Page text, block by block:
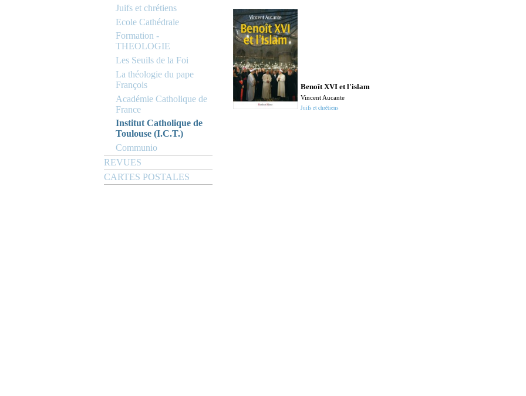
Juifs et chrétiens
Ecole Cathédrale
Formation -
THEOLOGIE
Les Seuils de la Foi
La théologie du pape
François
Académie Catholique de
France
Institut Catholique de
Toulouse (I.C.T.)
Communio
REVUES
CARTES POSTALES
Benoît XVI et l'islam
Vincent Aucante
Juifs et chrétiens